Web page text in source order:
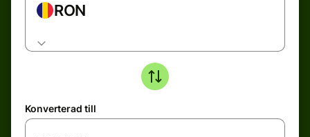
RON
Konverterad till